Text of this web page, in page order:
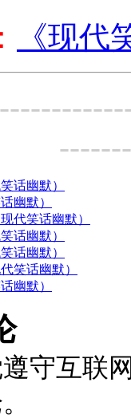
《现代
话幽默）
幽默）
代笑话幽默）
话幽默）
话幽默）
笑话幽默）
幽默）
守互联